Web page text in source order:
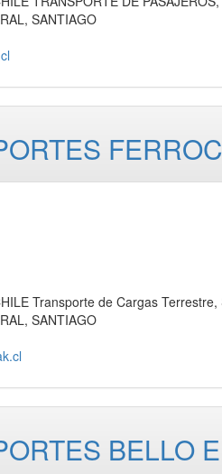
SANTIAGO
Transporte de Cargas
SANTIAGO
BELLO